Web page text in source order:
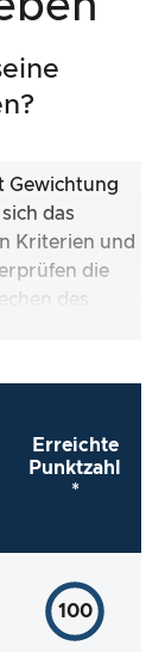
Gewichtung
das
Kriterien und
die
des
Erreichte
Punktzahl
*
100